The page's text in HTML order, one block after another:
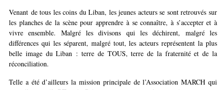
Venant de tous les coins du Liban, les jeunes acteurs se sont retrouvés sur
les planches de la scène pour apprendre à se connaître, à s’accepter et à
vivre ensemble. Malgré les divisons qui les déchirent, malgré les
différences qui les séparent, malgré tout, les acteurs représentent la plus
belle image du Liban : terre de TOUS, terre de la fraternité et de la
réconciliation.
Telle a été d’ailleurs la mission principale de l’Association MARCH qui